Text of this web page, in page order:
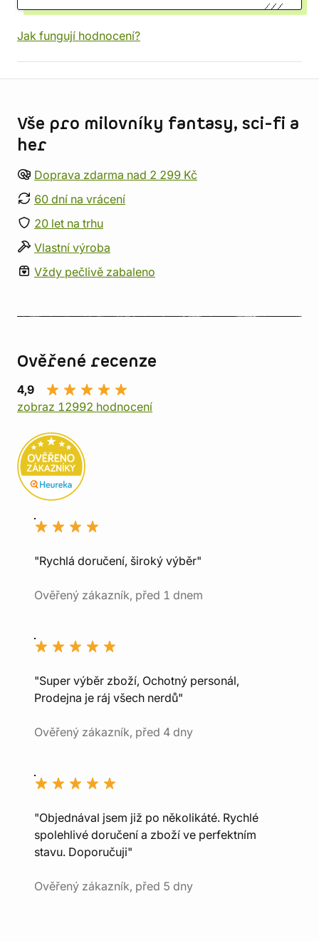
Jak fungují hodnocení?
Vše pro milovníky fantasy, sci-fi a
her
Doprava zdarma nad 2 299 Kč
60 dní na vrácení
20 let na trhu
Vlastní výroba
Vždy pečlivě zabaleno
Ověřené recenze
4,9
zobraz 12992 hodnocení
"Rychlá doručení, široký výběr"
Ověřený zákazník, před 1 dnem
"Super výběr zboží, Ochotný personál,
Prodejna je ráj všech nerdů"
Ověřený zákazník, před 4 dny
"Objednával jsem již po několikáté. Rychlé
spolehlivé doručení a zboží ve perfektním
stavu. Doporučuji"
Ověřený zákazník, před 5 dny